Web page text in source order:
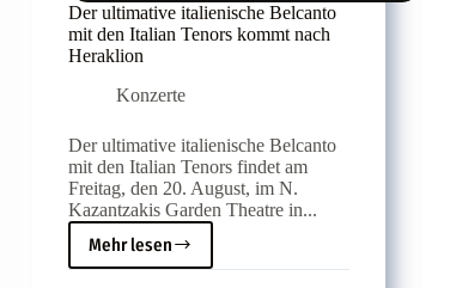
Der ultimative italienische Belcanto
mit den Italian Tenors kommt nach
Heraklion
Konzerte
Der ultimative italienische Belcanto
mit den Italian Tenors findet am
Freitag, den 20. August, im N.
Kazantzakis Garden Theatre in...
Mehr lesen
Der
ultimative